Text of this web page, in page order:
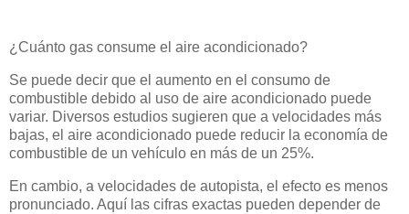
¿Cuánto gas consume el aire acondicionado?
Se puede decir que el aumento en el consumo de
combustible debido al uso de aire acondicionado puede
variar. Diversos estudios sugieren que a velocidades más
bajas, el aire acondicionado puede reducir la economía de
combustible de un vehículo en más de un 25%.
En cambio, a velocidades de autopista, el efecto es menos
pronunciado. Aquí las cifras exactas pueden depender de